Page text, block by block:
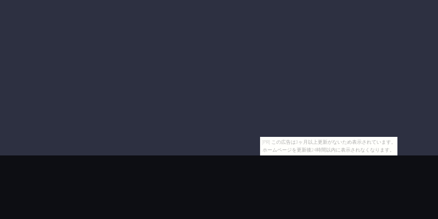
[PR] この広告は3ヶ月以上更新がないため表示されています。
ホームページを更新後24時間以内に表示されなくなります。